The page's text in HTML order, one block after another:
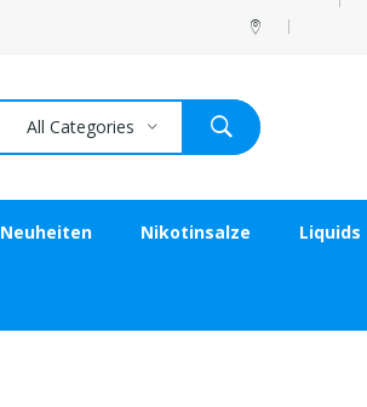
All Categories
Neuheiten Nikotinsalze Liquids